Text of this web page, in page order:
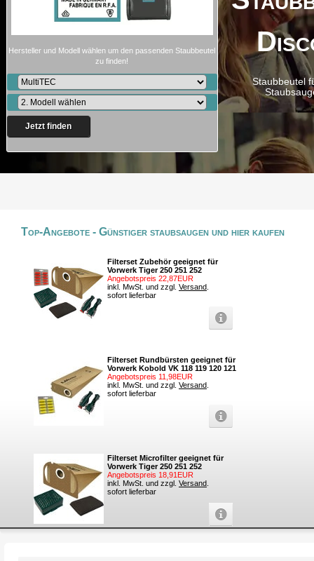
Staubbeutel
Hersteller und Modell wählen um den passenden Staubbeutel
zu finden!
Jetzt finden
Top-Angebote - Günstiger staubsaugen und hier kaufen
Filterset Zubehör geeignet für
Vorwerk Tiger 250 251 252
Angebotspreis 22,87EUR
inkl. MwSt. und zzgl. Versand
sofort lieferbar
Filterset Rundbürsten geeignet für
Vorwerk Kobold VK 118 119 120 121
Angebotspreis 11,98EUR
inkl. MwSt. und zzgl. Versand
sofort lieferbar
Filterset Microfilter geeignet für
Vorwerk Tiger 250 251 252
Angebotspreis 18,91EUR
inkl. MwSt. und zzgl. Versand
sofort lieferbar